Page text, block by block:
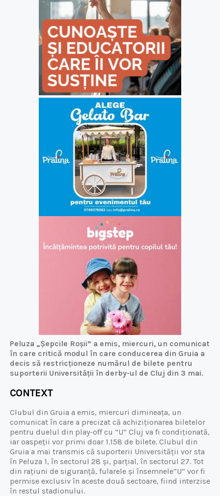
Peluza „Șepcile Roșii” a emis, miercuri, un comunicat
în care critică modul în care conducerea din Gruia a
decis să restricționeze numărul de bilete pentru
suporterii Universității în derby-ul de Cluj din 3 mai.
CONTEXT
Clubul din Gruia a emis, miercuri dimineața, un
comunicat în care a precizat că achiziționarea biletelor
pentru duelul din play-off cu ”U” Cluj va fi condiționată,
iar oaspeții vor primi doar 1.158 de bilete. Clubul din
Gruia a mai transmis că suporterii Universității vor sta
în Peluza 1, în sectorul 28 și, parțial, în sectorul 27. Tot
din rațiuni de siguranță, fularele și însemnele”U” vor fi
permise exclusiv în aceste două sectoare, fiind interzise
în restul stadionului.